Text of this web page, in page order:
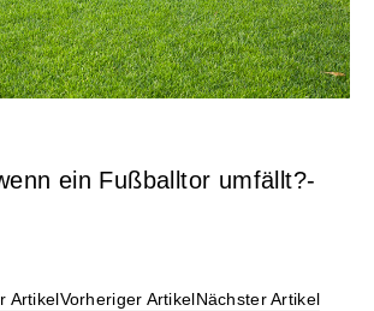
ein Fußballtor umfällt?-
ArtikelVorheriger ArtikelNächster Artikel